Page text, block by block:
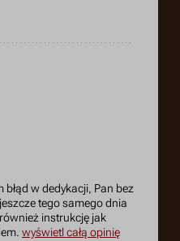
błąd w dedykacji, Pan bez
tego samego dnia
instrukcję jak
wyświetl całą opinię